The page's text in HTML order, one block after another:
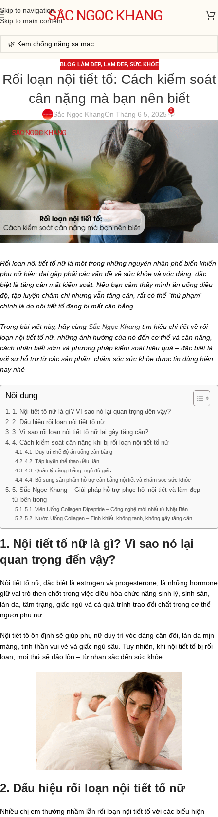
Skip to navigation
Skip to main content
BLOG LÀM ĐẸP, LÀM ĐẸP, SỨC KHỎE
Rối loạn nội tiết tố: Cách kiểm soát
cân nặng mà bạn nên biết
Sắc Ngọc KhangOn Tháng 6 5, 2025 0
Rối loạn nội tiết tố nữ là một trong những nguyên nhân phổ biến khiến
phụ nữ hiện đại gặp phải các vấn đề về sức khỏe và vóc dáng, đặc
biệt là tăng cân mất kiểm soát. Nếu bạn cảm thấy mình ăn uống điều
độ, tập luyện chăm chỉ nhưng vẫn tăng cân, rất có thể “thủ phạm”
chính là do nội tiết tố đang bị mất cân bằng.
Trong bài viết này, hãy cùng Sắc Ngọc Khang tìm hiểu chi tiết về rối
loạn nội tiết tố nữ, những ảnh hưởng của nó đến cơ thể và cân nặng,
cách nhận biết sớm và phương pháp kiểm soát hiệu quả – đặc biệt là
với sự hỗ trợ từ các sản phẩm chăm sóc sức khỏe được tin dùng hiện
nay nhé
Nội dung
1. Nội tiết tố nữ là gì? Vì sao nó lại quan trọng đến vậy?
2. Dấu hiệu rối loạn nội tiết tố nữ
3. Vì sao rối loạn nội tiết tố nữ lại gây tăng cân?
4. Cách kiểm soát cân nặng khi bị rối loạn nội tiết tố nữ
4.1. Duy trì chế độ ăn uống cân bằng
4.2. Tập luyện thể thao đều đặn
4.3. Quản lý căng thẳng, ngủ đủ giấc
4.4. Bổ sung sản phẩm hỗ trợ cân bằng nội tiết và chăm sóc sức khỏe
5. Sắc Ngọc Khang – Giải pháp hỗ trợ phục hồi nội tiết và làm đẹp
từ bên trong
5.1. Viên Uống Collagen Dipeptide – Công nghệ mới nhất từ Nhật Bản
5.2. Nước Uống Collagen – Tinh khiết, không tanh, không gây tăng cân
1. Nội tiết tố nữ là gì? Vì sao nó lại
quan trọng đến vậy?
Nội tiết tố nữ, đặc biệt là estrogen và progesterone, là những hormone
giữ vai trò then chốt trong việc điều hòa chức năng sinh lý, sinh sản,
làn da, tâm trạng, giấc ngủ và cả quá trình trao đổi chất trong cơ thể
người phụ nữ.
Nội tiết tố ổn định sẽ giúp phụ nữ duy trì vóc dáng cân đối, làn da mịn
màng, tinh thần vui vẻ và giấc ngủ sâu. Tuy nhiên, khi nội tiết tố bị rối
loạn, mọi thứ sẽ đảo lộn – từ nhan sắc đến sức khỏe.
2. Dấu hiệu rối loạn nội tiết tố nữ
Nhiều chị em thường nhầm lẫn rối loạn nội tiết tố với các biểu hiện